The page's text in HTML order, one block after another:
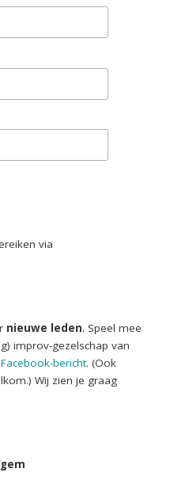
via
nieuwe leden. Speel mee
improv-gezelschap van
Facebook-bericht. (Ook
Wij zien je graag